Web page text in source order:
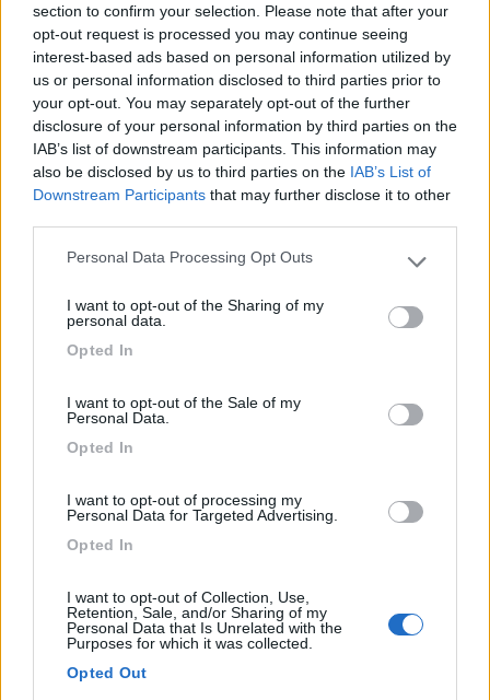
section to confirm your selection. Please note that after your
opt-out request is processed you may continue seeing
interest-based ads based on personal information utilized by
us or personal information disclosed to third parties prior to
your opt-out. You may separately opt-out of the further
disclosure of your personal information by third parties on the
IAB’s list of downstream participants. This information may
also be disclosed by us to third parties on the IAB’s List of
Downstream Participants that may further disclose it to other
Please note that this website/app uses one or more Google
not limited to your visit or usage behaviour. You may click to
grant or deny consent to Google and its third-party tags to
use your data for below specified purposes in below Google
Personal Data Processing Opt Outs
I want to opt-out of the Sharing of my
personal data.
Opted In
I want to opt-out of the Sale of my
Personal Data.
Opted In
I want to opt-out of processing my
Personal Data for Targeted Advertising.
Opted In
I want to opt-out of Collection, Use,
Retention, Sale, and/or Sharing of my
Personal Data that Is Unrelated with the
Purposes for which it was collected.
Opted Out
Area di sosta (AA)
Agri Quartuccio
9,8 9
Servizi / Posizione
Oricola (AQ) - 42.3km
Area di sosta (PS)
Agriturismo Surripa